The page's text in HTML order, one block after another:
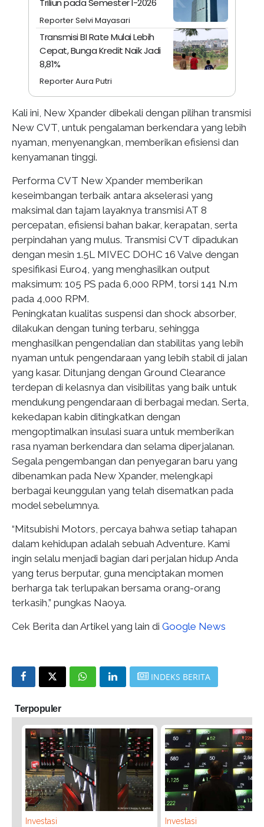
Triliun pada Semester I-2026
Reporter Selvi Mayasari
Transmisi BI Rate Mulai Lebih
Cepat, Bunga Kredit Naik Jadi
8,81%
Reporter Aura Putri
Kali ini, New Xpander dibekali dengan pilihan transmisi
New CVT, untuk pengalaman berkendara yang lebih
nyaman, menyenangkan, memberikan efisiensi dan
kenyamanan tinggi.
Performa CVT New Xpander memberikan
keseimbangan terbaik antara akselerasi yang
maksimal dan tajam layaknya transmisi AT 8
percepatan, efisiensi bahan bakar, kerapatan, serta
perpindahan yang mulus. Transmisi CVT dipadukan
dengan mesin 1.5L MIVEC DOHC 16 Valve dengan
spesifikasi Euro4, yang menghasilkan output
maksimum: 105 PS pada 6,000 RPM, torsi 141 N.m
pada 4,000 RPM.
Peningkatan kualitas suspensi dan shock absorber,
dilakukan dengan tuning terbaru, sehingga
menghasilkan pengendalian dan stabilitas yang lebih
nyaman untuk pengendaraan yang lebih stabil di jalan
yang kasar. Ditunjang dengan Ground Clearance
terdepan di kelasnya dan visibilitas yang baik untuk
mendukung pengendaraan di berbagai medan. Serta,
kekedapan kabin ditingkatkan dengan
mengoptimalkan insulasi suara untuk memberikan
rasa nyaman berkendara dan selama diperjalanan.
Segala pengembangan dan penyegaran baru yang
dibenamkan pada New Xpander, melengkapi
berbagai keunggulan yang telah disematkan pada
model sebelumnya.
“Mitsubishi Motors, percaya bahwa setiap tahapan
dalam kehidupan adalah sebuah Adventure. Kami
ingin selalu menjadi bagian dari perjalan hidup Anda
yang terus berputar, guna menciptakan momen
berharga tak terlupakan bersama orang-orang
terkasih,” pungkas Naoya.
Cek Berita dan Artikel yang lain di Google News
INDEKS BERITA
Terpopuler
Investasi
Investasi